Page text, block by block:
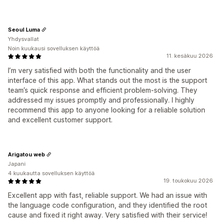
11. kesäkuu 2026
I’m very satisfied with both the functionality and the user
interface of this app. What stands out the most is the support
team’s quick response and efficient problem-solving. They
addressed my issues promptly and professionally. I highly
recommend this app to anyone looking for a reliable solution
and excellent customer support.
Seoul Luma
Yhdysvallat
Noin kuukausi sovelluksen käyttöä
19. toukokuu 2026
Excellent app with fast, reliable support. We had an issue with
the language code configuration, and they identified the root
cause and fixed it right away. Very satisfied with their service!
Arigatou web
Japani
4 kuukautta sovelluksen käyttöä